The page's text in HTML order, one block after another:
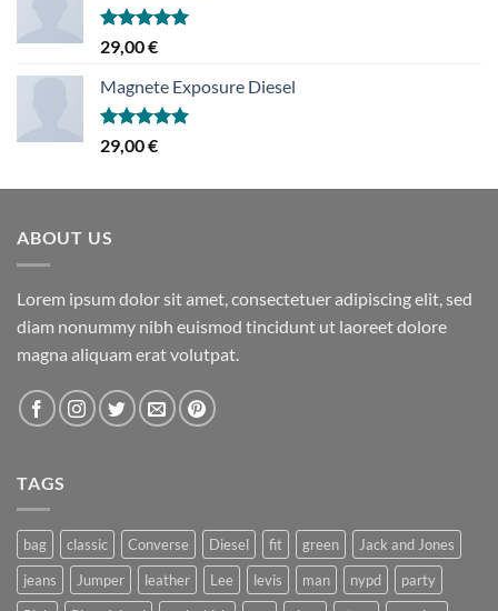
Hinnanguga
5.00
29,00€
Magnete Exposure Diesel
Hinnanguga
5.00
29,00€
ABOUT US
Lorem ipsum dolor sit amet, consectetuer adipiscing elit, sed
diam nonummy nibh euismod tincidunt ut laoreet dolore
magna aliquam erat volutpat.
TAGS
bag classic Converse Diesel fit green
Jack and Jones
jeans
Jumper leather Lee levis man nypd
party